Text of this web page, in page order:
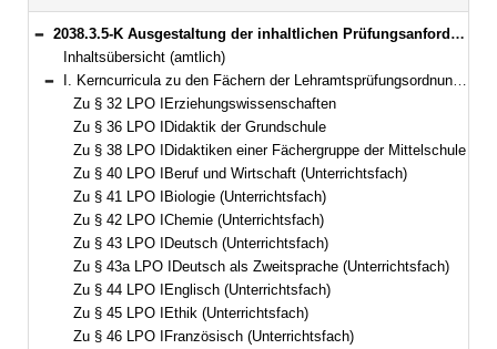
Bereich reduzieren
2038.3.5-K Ausgestaltung der inhaltlichen Prüfungsanforderungen für die Erste Staatsprüfung nach Kapitel II der Lehramtsprüfungsordnung I zu den einzelnen Fächern (Kerncurricula) Bekanntmachung des Bayerischen Staatsministeriums für Unterricht und Kultus vom 2. Januar 2009, Az. III.8-5 S 4020-PRA.599 (KWMBl. S. 34)
Inhaltsübersicht (amtlich)
Bereich reduzieren
I. Kerncurricula zu den Fächern der Lehramtsprüfungsordnung I (LPO I) vom 13. März 2008 (GVBl S. 180)
Zu § 32 LPO IErziehungswissenschaften
Zu § 36 LPO IDidaktik der Grundschule
Zu § 38 LPO IDidaktiken einer Fächergruppe der Mittelschule
Zu § 40 LPO IBeruf und Wirtschaft (Unterrichtsfach)
Zu § 41 LPO IBiologie (Unterrichtsfach)
Zu § 42 LPO IChemie (Unterrichtsfach)
Zu § 43 LPO IDeutsch (Unterrichtsfach)
Zu § 43a LPO IDeutsch als Zweitsprache (Unterrichtsfach)
Zu § 44 LPO IEnglisch (Unterrichtsfach)
Zu § 45 LPO IEthik (Unterrichtsfach)
Zu § 46 LPO IFranzösisch (Unterrichtsfach)